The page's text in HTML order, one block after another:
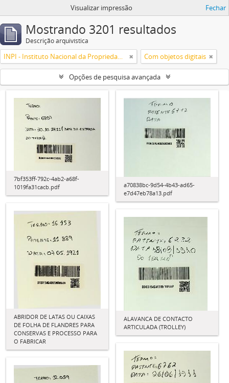
Visualizar impressão Fechar
Mostrando 3201 resultados
Descrição arquivística
INPI - Instituto Nacional da Propriedade Industrial Com objetos digitais
Opções de pesquisa avançada
7bf353ff-792c-4ab2-a68f-
1019fa31cacb.pdf
a70838bc-9d54-4b43-ad65-
e7d47eb78a13.pdf
ABRIDOR DE LATAS OU CAIXAS
DE FOLHA DE FLANDRES PARA
CONSERVAS E PROCESSO PARA
O FABRICAR
ALAVANCA DE CONTACTO
ARTICULADA (TROLLEY)